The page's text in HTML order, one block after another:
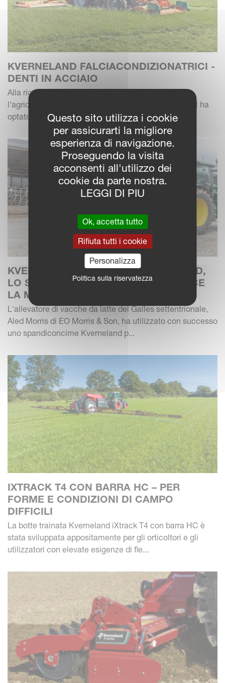
KVERNELAND FALCIACONDIZIONATRICI -
DENTI IN ACCIAIO
Alla ricerca di un condizionamento più aggressivo,
l'agricoltore e contoterzista scozzese David Marshall ha
optato per i denti in acciaio quando ha aggi...
KVERNELAND EXACTA CL GEOSPREAD,
LO SPANDICONCIME CHE GARANTISCE
LA MAGGIOR PRECISIONE
L'allevatore di vacche da latte del Galles settentrionale,
Aled Morris di EO Morris & Son, ha utilizzato con successo
uno spandiconcime Kverneland p...
IXTRACK T4 CON BARRA HC – PER
FORME E CONDIZIONI DI CAMPO
DIFFICILI
La botte trainata Kverneland iXtrack T4 con barra HC è
stata sviluppata appositamente per gli orticoltori e gli
utilizzatori con elevate esigenze di fle...
Questo sito utilizza i cookie
per assicurarti la migliore
esperienza di navigazione.
Proseguendo la visita
acconsenti all'utilizzo dei
cookie da parte nostra.
LEGGI DI PIU
Ok, accetta tutto
Rifiuta tutti i cookie
Personalizza
Politica sulla riservatezza